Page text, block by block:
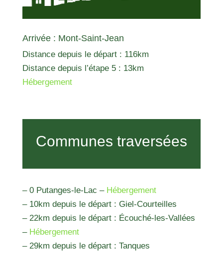
Arrivée : Mont-Saint-Jean
Distance depuis le départ : 116km
Distance depuis l’étape 5 : 13km
Hébergement
Communes traversées
– 0 Putanges-le-Lac – Hébergement
– 10km depuis le départ : Giel-Courteilles
– 22km depuis le départ : Écouché-les-Vallées
– Hébergement
– 29km depuis le départ : Tanques